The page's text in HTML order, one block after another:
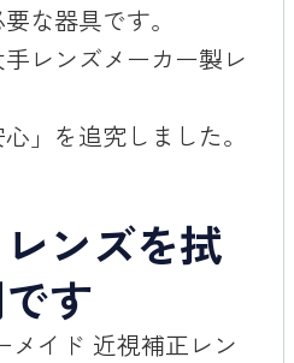
な器具です。
レンズメーカー製レ
」を追究しました。
ンズを拭
す
メイド 近視補正レン